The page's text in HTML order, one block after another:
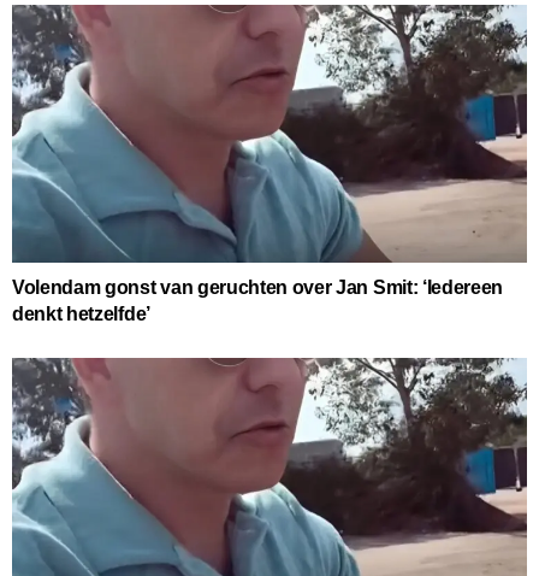
Volendam gonst van geruchten over Jan Smit: ‘Iedereen
denkt hetzelfde’